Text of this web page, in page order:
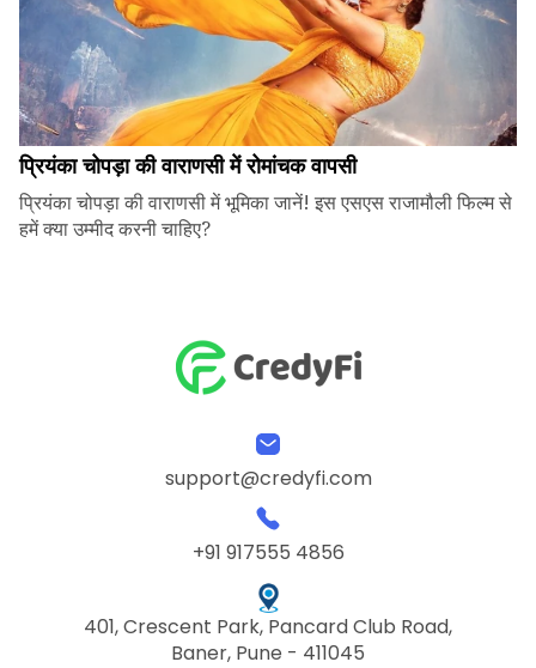
प्रियंका चोपड़ा की वाराणसी में रोमांचक वापसी
प्रियंका चोपड़ा की वाराणसी में भूमिका जानें! इस एसएस राजामौली फिल्म से
हमें क्या उम्मीद करनी चाहिए?
support@credyfi.com
+91 917555 4856
401, Crescent Park, Pancard Club Road,
Baner, Pune - 411045